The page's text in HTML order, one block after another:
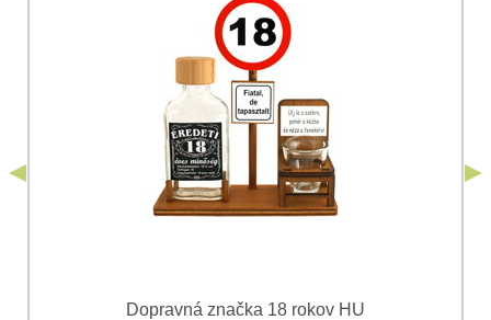
Súhlasím so spracovaním osobných údajov za účelom
odoslania formulára. Oboznámil som sa s
Ochrany osobných údajov
Dopravná značka 18 rokov HU